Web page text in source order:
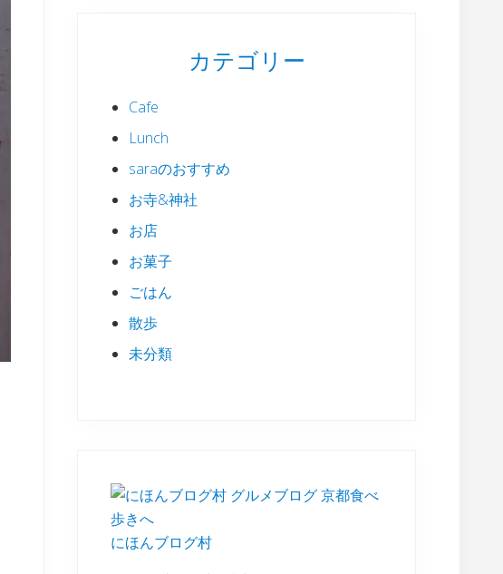
カテゴリー
Cafe
Lunch
saraのおすすめ
お寺&神社
お店
お菓子
ごはん
散歩
未分類
にほんブログ村